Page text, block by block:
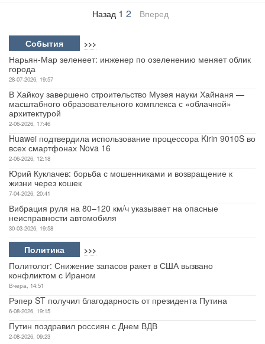
Назад 1 2 Вперед
События >>>
Нарьян-Мар зеленеет: инженер по озеленению меняет облик
города
28-07-2026, 19:57
В Хайкоу завершено строительство Музея науки Хайнаня —
масштабного образовательного комплекса с «облачной»
архитектурой
2-06-2026, 17:46
Huawei подтвердила использование процессора Kirin 9010S во
всех смартфонах Nova 16
2-06-2026, 12:18
Юрий Куклачев: борьба с мошенниками и возвращение к
жизни через кошек
7-04-2026, 20:41
Вибрация руля на 80–120 км/ч указывает на опасные
неисправности автомобиля
30-03-2026, 19:58
Политика >>>
Политолог: Снижение запасов ракет в США вызвано
конфликтом с Ираном
Вчера, 14:51
Рэпер ST получил благодарность от президента Путина
6-08-2026, 19:15
Путин поздравил россиян с Днем ВДВ
2-08-2026, 09:23